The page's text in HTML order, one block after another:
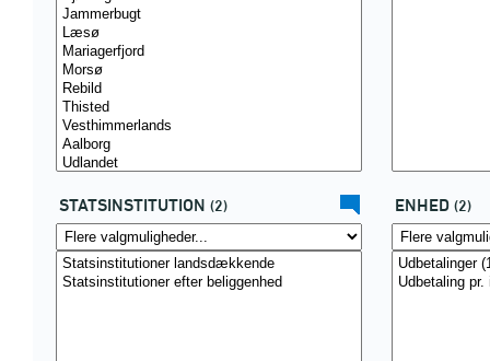
STATSINSTITUTION (2) ENHED (2)